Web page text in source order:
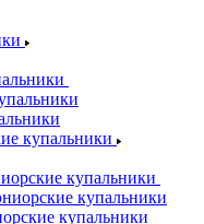
купальники
купальники
купальники
купальники